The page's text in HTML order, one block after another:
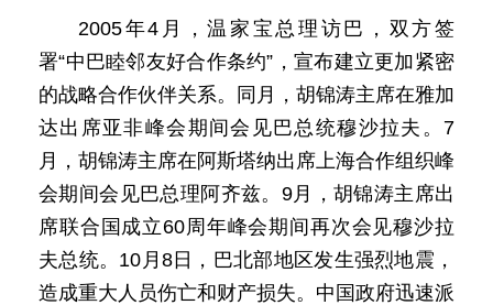
2005年4月，温家宝总理访巴，双方签
署“中巴睦邻友好合作条约”，宣布建立更加紧密
的战略合作伙伴关系。同月，胡锦涛主席在雅加
达出席亚非峰会期间会见巴总统穆沙拉夫。7
月，胡锦涛主席在阿斯塔纳出席上海合作组织峰
会期间会见巴总理阿齐兹。9月，胡锦涛主席出
席联合国成立60周年峰会期间再次会见穆沙拉
夫总统。10月8日，巴北部地区发生强烈地震，
造成重大人员伤亡和财产损失。中国政府迅速派